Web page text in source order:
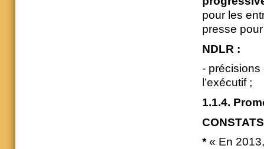
pour les
presse
NDLR :
- précisions
l’exécutif ;
1.1.4.
*« En